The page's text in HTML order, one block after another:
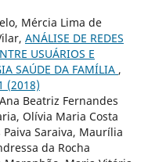
Mércia Lima de
ANÁLISE DE REDES
USUÁRIOS E
SAÚDE DA FAMÍLIA ,
(2018)
Beatriz Fernandes
Olívia Maria Costa
Saraiva, Maurília
da Rocha